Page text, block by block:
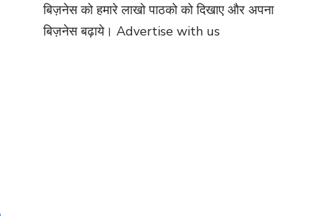
बिज़नेस को हमारे लाखो पाठको को दिखाए और अपना
बिज़नेस बढ़ाये। Advertise with us